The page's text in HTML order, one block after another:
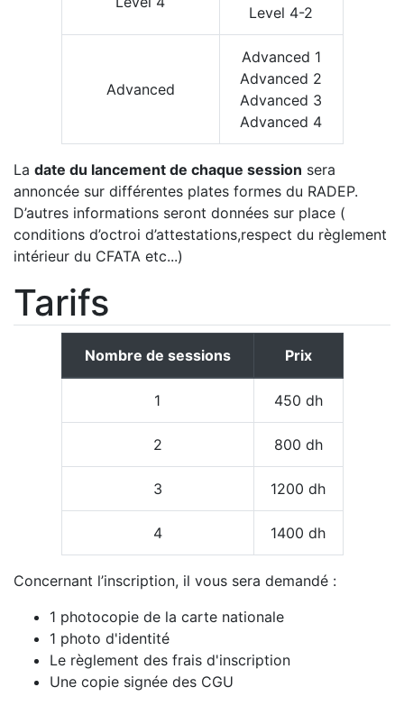
Level 4-2
Advanced
Advanced 1
Advanced 2
Advanced 3
Advanced 4
La date du lancement de chaque session sera
annoncée sur différentes plates formes du RADEP.
D’autres informations seront données sur place (
conditions d’octroi d’attestations,respect du règlement
intérieur du CFATA etc...)
Tarifs
Nombre de sessions Prix
1 450 dh
2 800 dh
3 1200 dh
4 1400 dh
Concernant l’inscription, il vous sera demandé :
1 photocopie de la carte nationale
1 photo d'identité
Le règlement des frais d'inscription
Une copie signée des CGU